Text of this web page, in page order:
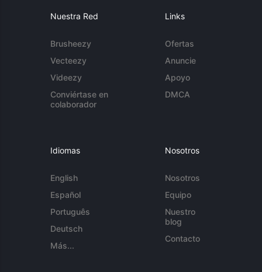
Nuestra Red
Brusheezy
Vecteezy
Videezy
Conviértase en
colaborador
Links
Ofertas
Anuncie
Apoyo
DMCA
Idiomas
English
Español
Português
Deutsch
Más...
Nosotros
Nosotros
Equipo
Nuestro
blog
Contacto